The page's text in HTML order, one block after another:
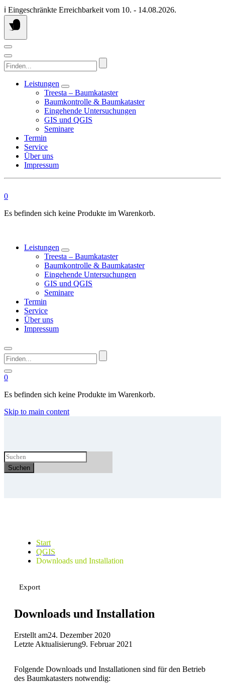
Springen
Sie
zum
ℹ️ Eingeschränkte Erreichbarkeit vom 10. - 14.08.2026.
Finden...
Leistungen
Treesta – Baumkataster
Baumkontrolle & Baumkataster
Eingehende Untersuchungen
GIS und QGIS
Seminare
Termin
Service
Über uns
Impressum
0
Es befinden sich keine Produkte im Warenkorb.
Leistungen
Treesta – Baumkataster
Baumkontrolle & Baumkataster
Eingehende Untersuchungen
GIS und QGIS
Seminare
Termin
Service
Über uns
Impressum
Finden...
0
Es befinden sich keine Produkte im Warenkorb.
Skip to main content
Suchen
Start
QGIS
Downloads und Installation
Export
Downloads und Installation
Erstellt am24. Dezember 2020
Letzte Aktualisierung9. Februar 2021
Folgende Downloads und Installationen sind für den Betrieb
des Baumkatasters notwendig: